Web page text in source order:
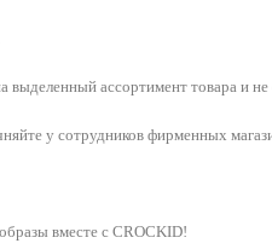
выделенный ассортимент товара и
у сотрудников фирменных
вместе с CROCKID!